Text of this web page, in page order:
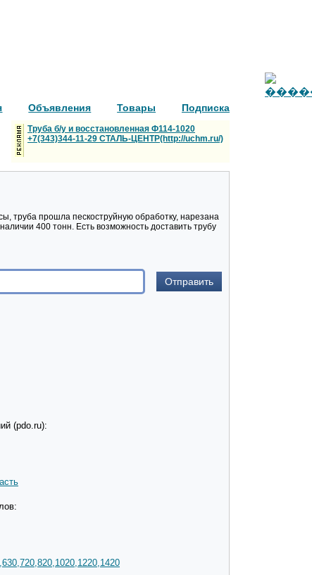
Объявления Товары Подписка
Труба б/у и восстановленная Ф114-1020
+7(343)344-11-29 СТАЛЬ-ЦЕНТР(http://uchm.ru/)
труба прошла пескоструйную обработку, нарезана
400 тонн. Есть возможность доставить трубу
(pdo.ru):